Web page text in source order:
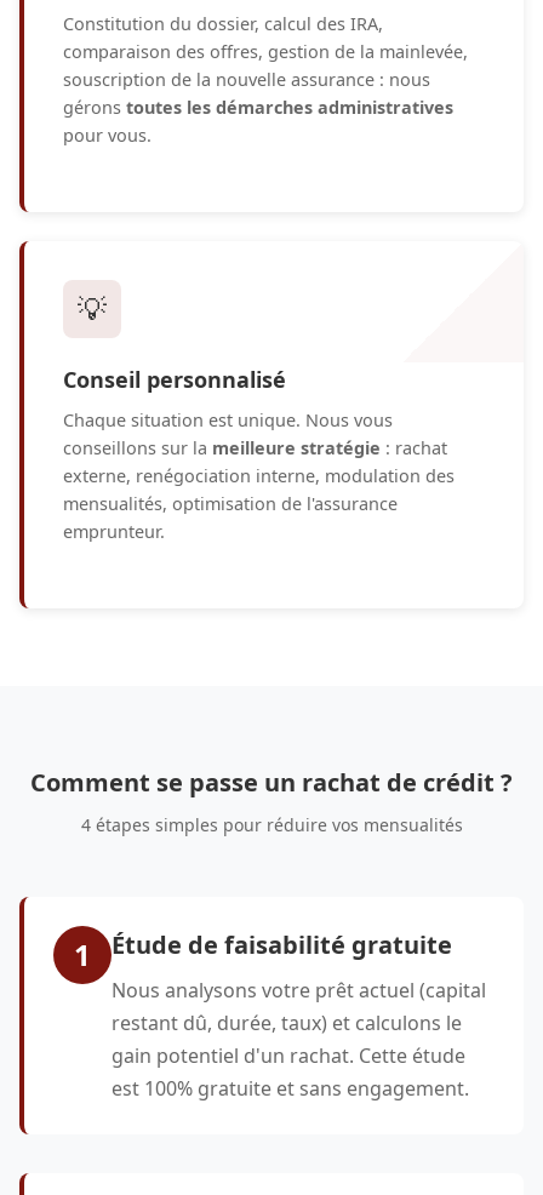
Constitution du dossier, calcul des IRA,
comparaison des offres, gestion de la mainlevée,
souscription de la nouvelle assurance : nous
gérons toutes les démarches administratives
pour vous.
💡
Conseil personnalisé
Chaque situation est unique. Nous vous
conseillons sur la meilleure stratégie : rachat
externe, renégociation interne, modulation des
mensualités, optimisation de l'assurance
emprunteur.
Comment se passe un rachat de crédit ?
4 étapes simples pour réduire vos mensualités
1 Étude de faisabilité gratuite
Nous analysons votre prêt actuel (capital
restant dû, durée, taux) et calculons le
gain potentiel d'un rachat. Cette étude
est 100% gratuite et sans engagement.